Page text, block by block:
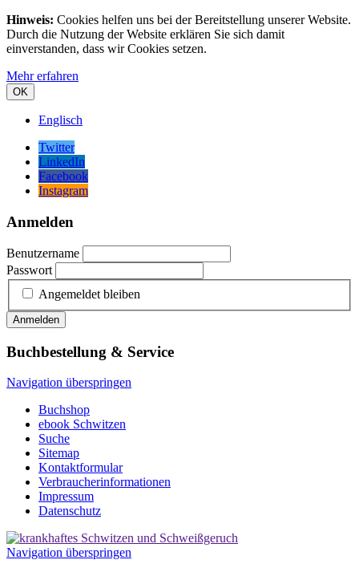
Hinweis: Cookies helfen uns bei der Bereitstellung unserer Website.
Durch die Nutzung der Website erklären Sie sich damit
einverstanden, dass wir Cookies setzen.
Mehr erfahren
OK
Englisch
Twitter
LinkedIn
Facebook
Instagram
Anmelden
Benutzername
Passwort
Angemeldet bleiben
Anmelden
Buchbestellung & Service
Navigation überspringen
Buchshop
ebook Schwitzen
Suche
Sitemap
Kontaktformular
Verbraucherinformationen
Impressum
Datenschutz
Navigation überspringen